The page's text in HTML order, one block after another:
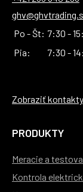
Po - Št: 7:30 -
Pia:
7:30 -
Zobraziť kontakty
PRODUKTY
Meracie a
Kontrola